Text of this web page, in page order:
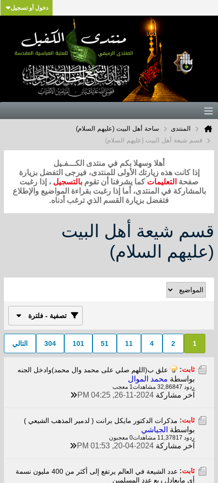
دخول أو تسجيل
المنتدى
ساحة أهل البيت (عليهم السلام)
قسم شيعة أهل البيت (عليهم السلام)
أهلا وسهلا بكم في منتدى الكـــفـيل
إذا كانت هذه زيارتك الأولى للمنتدى، فيرجى التفضل بزيارة
صفحة التعليمات كما يشرفنا أن تقوم بالتسجيل ، إذا رغبت
بالمشاركة في المنتدى، أما إذا رغبت بقراءة المواضيع والإطلاع
فتفضل بزيارة القسم الذي ترغب أدناه.
قسم شيعة أهل البيت
(عليهم السلام)
تصفية - فلترة
1
2
4
11
51
101
304 التالي
ثابت: علق ب(اللهم صلي على محمد وال محمد)وادخل الجنه
بواسطة محمد الموال
ردود 47 32,868 مشاهدات 1 معجب
آخر مشاركة 26-11-2024, 04:25 PM
ثابت: مذكرات الدكتور مايكل برانت ( لدمير المذهب الشيعي )
بواسطة الجياشي
ردود 17 11,378 مشاهدات 0 معجبون
آخر مشاركة 20-04-2024, 01:53 PM
ثابت:
عدد الشيعة في العالم يرتفع إلى أكثر من 400 مليون نسمة
أي مايعادل ربع عدد المسلمين